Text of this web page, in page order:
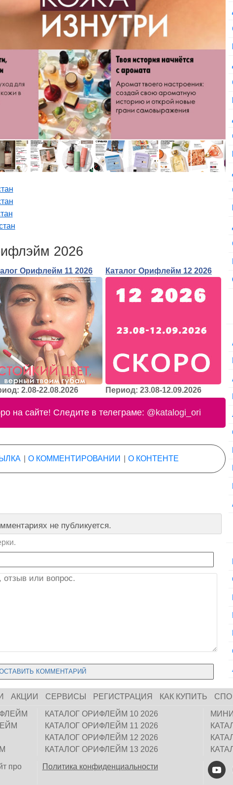
2026
Орифлейм 11 2026
2.08-22.08.2026
Каталог Орифлейм 12 2026
Период: 23.08-12.09.2026
на сайте! Следите в телеграме: @katalogi_ori
О КОММЕНТИРОВАНИИ О КОНТЕНТЕ
не публикуется.
АКЦИИ СЕРВИСЫ РЕГИСТРАЦИЯ КАК КУПИТЬ СПО
КАТАЛОГ ОРИФЛЕЙМ 10 2026
КАТАЛОГ ОРИФЛЕЙМ 11 2026
КАТАЛОГ ОРИФЛЕЙМ 12 2026
КАТАЛОГ ОРИФЛЕЙМ 13 2026
про
Политика конфиденциальности